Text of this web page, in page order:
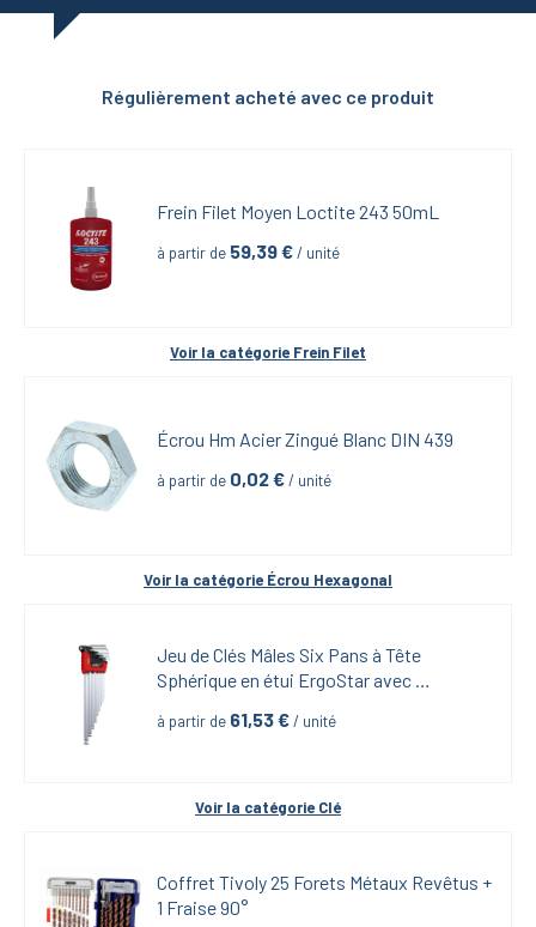
Régulièrement acheté avec ce produit
Frein Filet Moyen Loctite 243 50mL
à partir de 59,39 € / unité
Voir la catégorie Frein Filet
Écrou Hm Acier Zingué Blanc DIN 439
à partir de 0,02 € / unité
Voir la catégorie Écrou Hexagonal
Jeu de Clés Mâles Six Pans à Tête
Sphérique en étui ErgoStar avec
à partir de 61,53 € / unité
Voir la catégorie Clé
Coffret Tivoly 25 Forets Métaux Revêtus +
1 Fraise 90°